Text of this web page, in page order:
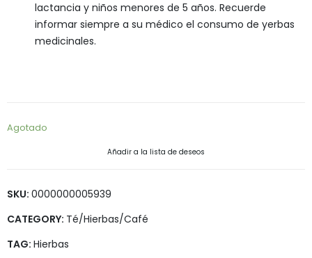
lactancia y niños menores de 5 años. Recuerde
informar siempre a su médico el consumo de yerbas
medicinales.
Agotado
Añadir a la lista de deseos
SKU: 0000000005939
CATEGORY: Té/Hierbas/Café
TAG: Hierbas